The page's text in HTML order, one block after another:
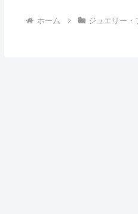
ホーム ジュエリー・